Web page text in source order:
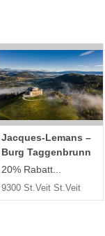
Jacques-Lemans –
Burg Taggenbrunn
20% Rabatt...
9300 St.Veit St.Veit